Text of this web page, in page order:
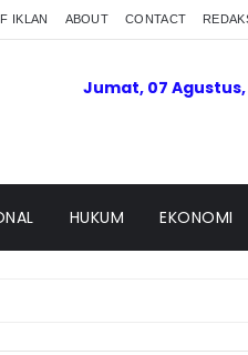
IKLAN ABOUT CONTACT
Jumat, 07 Agustus,
HUKUM EKONOMI